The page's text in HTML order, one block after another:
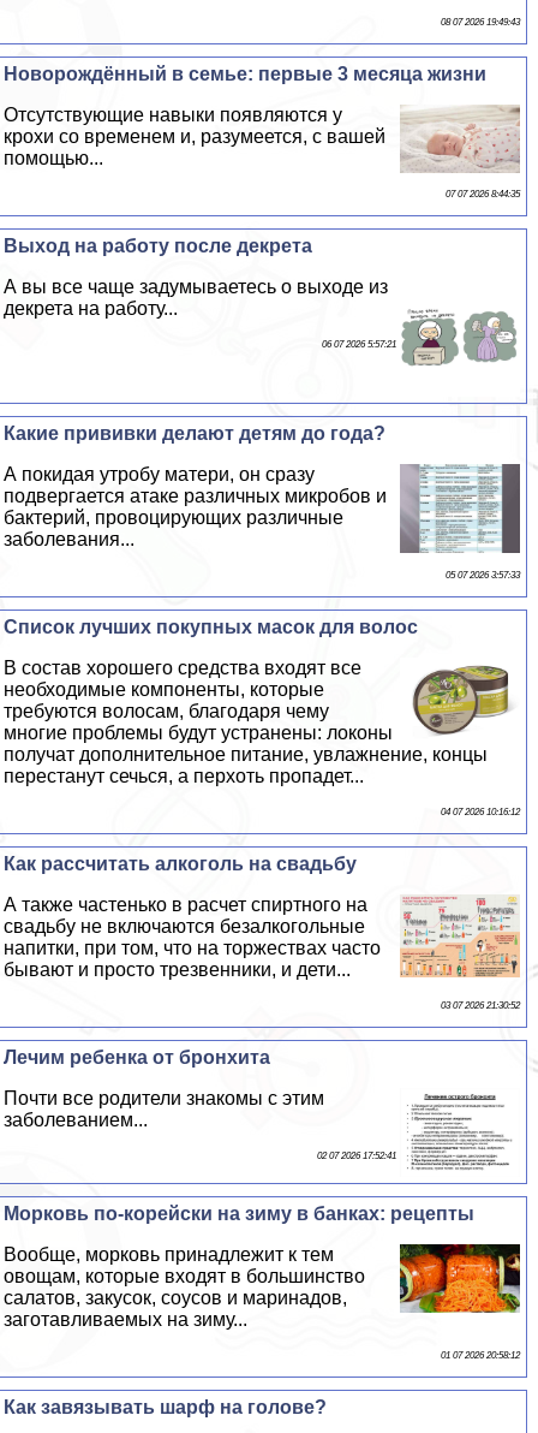
08 07 2026 19:49:43
Новорождённый в семье: первые 3 месяца жизни
Отсутствующие навыки появляются у
крохи со временем и, разумеется, с вашей
помощью...
07 07 2026 8:44:35
Выход на работу после декрета
А вы все чаще задумываетесь о выходе из
декрета на работу...
06 07 2026 5:57:21
Какие прививки делают детям до года?
А покидая утробу матери, он сразу
подвергается атаке различных микробов и
бактерий, провоцирующих различные
заболевания...
05 07 2026 3:57:33
Список лучших покупных масок для волос
В состав хорошего средства входят все
необходимые компоненты, которые
требуются волосам, благодаря чему
многие проблемы будут устранены: локоны
получат дополнительное питание, увлажнение, концы
перестанут сечься, а перхоть пропадет...
04 07 2026 10:16:12
Как рассчитать алкоголь на свадьбу
А также частенько в расчет спиртного на
свадьбу не включаются безалкогольные
напитки, при том, что на торжествах часто
бывают и просто трезвенники, и дети...
03 07 2026 21:30:52
Лечим ребенка от бронхита
Почти все родители знакомы с этим
заболеванием...
02 07 2026 17:52:41
Морковь по-корейски на зиму в банках: рецепты
Вообще, морковь принадлежит к тем
овощам, которые входят в большинство
салатов, закусок, соусов и маринадов,
заготавливаемых на зиму...
01 07 2026 20:58:12
Как завязывать шарф на голове?